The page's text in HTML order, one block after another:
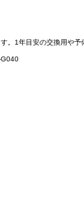
1年目安の交換用や予